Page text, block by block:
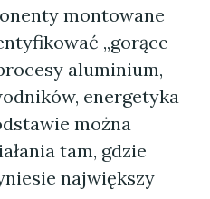
montowane
„gorące
aluminium,
energetyka
można
tam, gdzie
największy